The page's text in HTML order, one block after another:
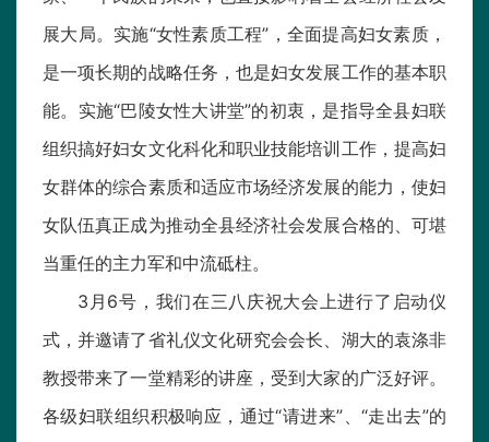
展大局。实施“女性素质工程”，全面提高妇女素质，
是一项长期的战略任务，也是妇女发展工作的基本职
能。实施“巴陵女性大讲堂”的初衷，是指导全县妇联
组织搞好妇女文化科化和职业技能培训工作，提高妇
女群体的综合素质和适应市场经济发展的能力，使妇
女队伍真正成为推动全县经济社会发展合格的、可堪
当重任的主力军和中流砥柱。
3月6号，我们在三八庆祝大会上进行了启动仪
式，并邀请了省礼仪文化研究会会长、湖大的袁涤非
教授带来了一堂精彩的讲座，受到大家的广泛好评。
各级妇联组织积极响应，通过“请进来”、“走出去”的